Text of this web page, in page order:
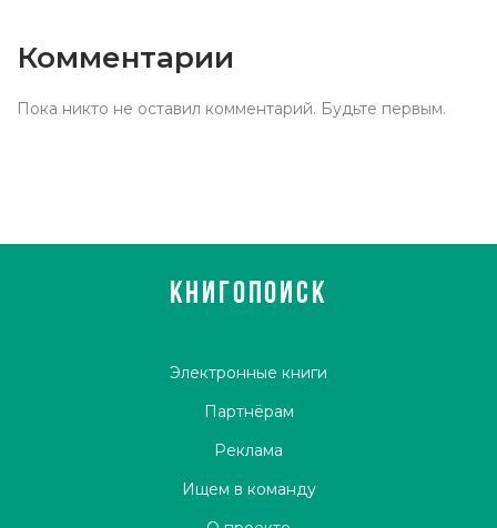
Комментарии
Пока никто не оставил комментарий. Будьте первым.
КНИГОПОИСК
Электронные книги
Партнёрам
Реклама
Ищем в команду